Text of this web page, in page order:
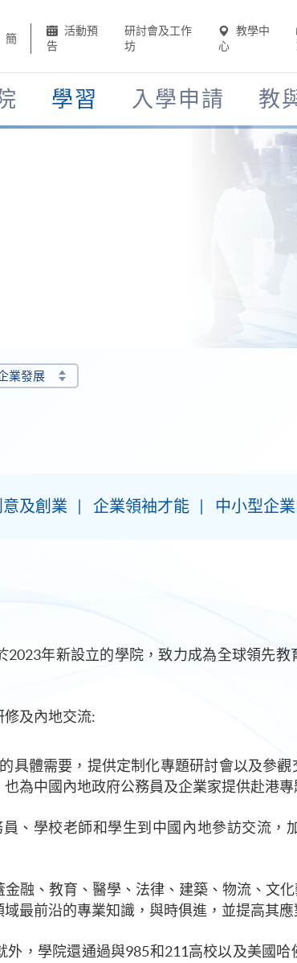
簡
活動預
告
研討會及工作
坊
教學中
心
學習 入學申請 教
業發展
及創業 企業領袖才能 中小型企
年新設立的學院，致力成為全球領先
及內地交流:
具體需要，提供定制化專題研討會以及參
為中國內地政府公務員及企業家提供赴港
、學校老師和學生到中國內地參訪交流
融、教育、醫學、法律、建築、物流、文
最前沿的專業知識，與時俱進，並提高其
外，學院還通過與985和211高校以及美國